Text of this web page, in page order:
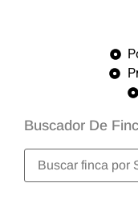
Buscador De